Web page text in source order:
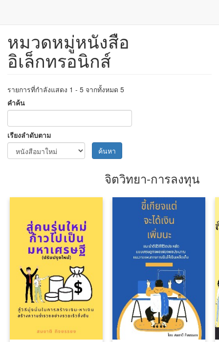
ข้าม
เนื้อหา
หมวดหมู่หนังสือ
อิเล็กทรอนิกส์
รายการที่กำลังแสดง 1 - 5 จากทั้งหมด 5
คำค้น
เรียงลำดับตาม
ค้นหา
จิตวิทยา-การลงทุน